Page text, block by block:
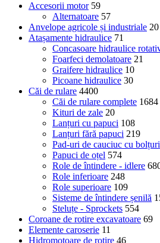
Accesorii motor 59
Alternatoare 57
Anvelope agricole și industriale 20
Atașamente hidraulice 71
Concasoare hidraulice
Foarfeci demolatoare 21
Graifere hidraulice 10
Picoane hidraulice 30
Căi de rulare 4400
Căi de rulare complete 1684
Kituri de zale 20
Lanțuri cu papuci 108
Lanțuri fără papuci 219
Pad-uri de cauciuc cu bolțuri
Papuci de oțel 574
Role de întindere - idlere
Role inferioare 248
Role superioare 109
Sisteme de întindere șenilă
Steluțe - Sprockets 554
Coroane de rotire excavatoare 69
Elemente caroserie 11
Hidromotoare de rotire 46